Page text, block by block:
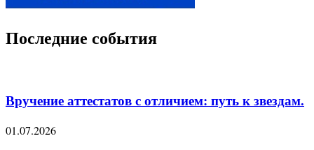
Последние события
Вручение аттестатов с отличием: путь к звездам.
01.07.2026